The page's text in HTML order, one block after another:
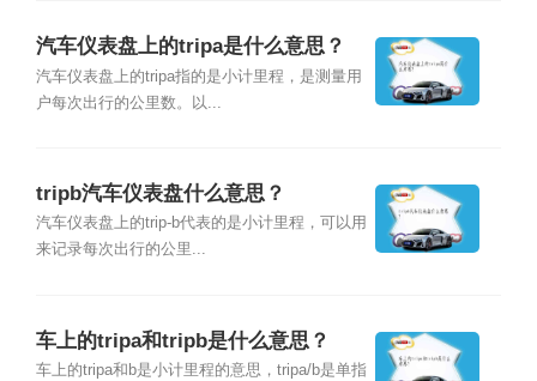
汽车仪表盘上的tripa是什么意思？
汽车仪表盘上的tripa指的是小计里程，是测量用
户每次出行的公里数。以...
tripb汽车仪表盘什么意思？
汽车仪表盘上的trip-b代表的是小计里程，可以用
来记录每次出行的公里...
车上的tripa和tripb是什么意思？
车上的tripa和b是小计里程的意思，tripa/b是单指